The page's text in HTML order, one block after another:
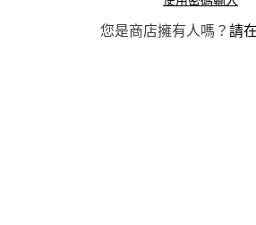
您是商店擁有人嗎？ 請